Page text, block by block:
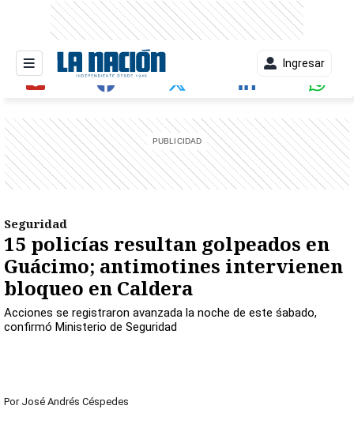
Ingresar
Seguridad
15 policías resultan golpeados en
Guácimo; antimotines intervienen
bloqueo en Caldera
Acciones se registraron avanzada la noche de este śabado,
confirmó Ministerio de Seguridad
Por José Andrés Céspedes